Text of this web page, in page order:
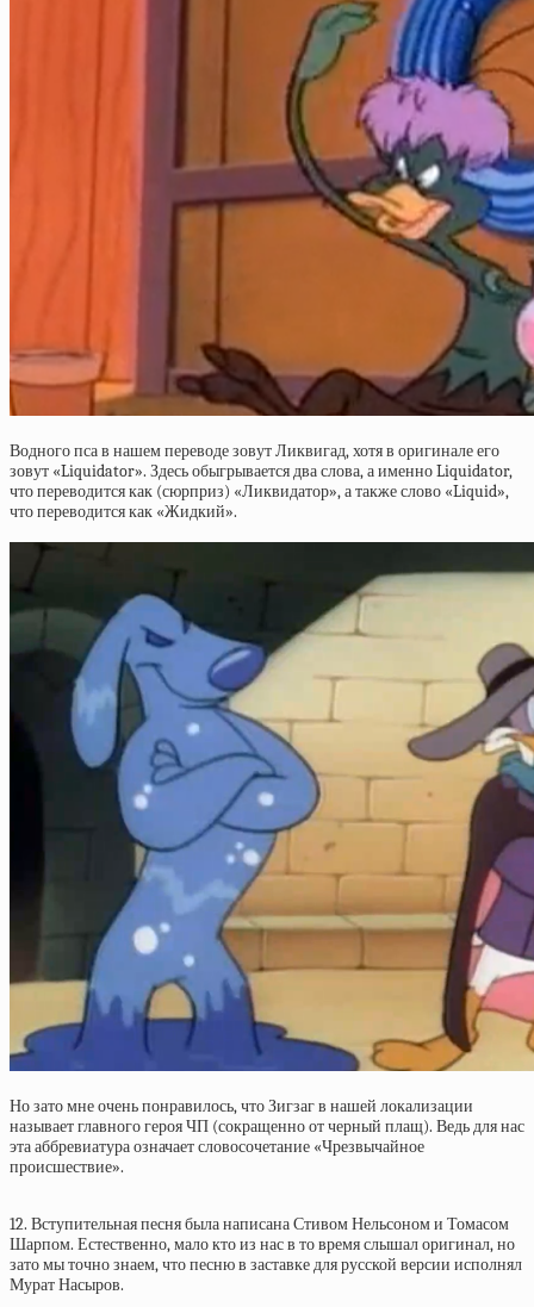
Водного пса в нашем переводе зовут Ликвигад, хотя в оригинале его
зовут «Liquidator». Здесь обыгрывается два слова, а именно Liquidator,
что переводится как (сюрприз) «Ликвидатор», а также слово «Liquid»,
что переводится как «Жидкий».
Но зато мне очень понравилось, что Зигзаг в нашей локализации
называет главного героя ЧП (сокращенно от черный плащ). Ведь для нас
эта аббревиатура означает словосочетание «Чрезвычайное
происшествие».
12. Вступительная песня была написана Стивом Нельсоном и Томасом
Шарпом. Естественно, мало кто из нас в то время слышал оригинал, но
зато мы точно знаем, что песню в заставке для русской версии исполнял
Мурат Насыров.